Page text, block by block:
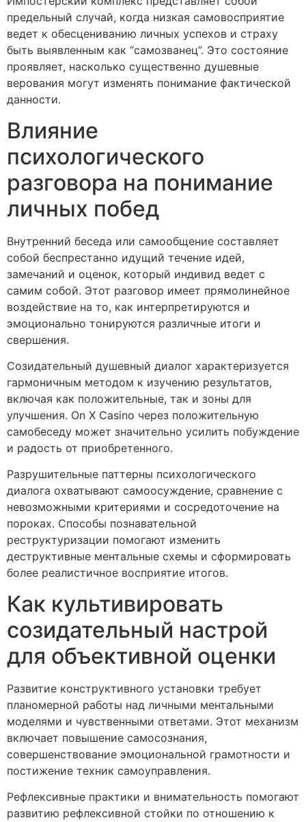
предельный случай, когда низкая самовосприятие
ведет к обесцениванию личных успехов и страху
быть выявленным как “самозванец”. Это состояние
проявляет, насколько существенно душевные
верования могут изменять понимание фактической
данности.
Влияние
психологического
разговора на понимание
личных побед
Внутренний беседа или самообщение составляет
собой беспрестанно идущий течение идей,
замечаний и оценок, который индивид ведет с
самим собой. Этот разговор имеет прямолинейное
воздействие на то, как интерпретируются и
эмоционально тонируются различные итоги и
свершения.
Созидательный душевный диалог характеризуется
гармоничным методом к изучению результатов,
включая как положительные, так и зоны для
улучшения. On X Casino через положительную
самобеседу может значительно усилить побуждение
и радость от приобретенного.
Разрушительные паттерны психологического
диалога охватывают самоосуждение, сравнение с
невозможными критериями и сосредоточение на
пороках. Способы познавательной
реструктуризации помогают изменить
деструктивные ментальные схемы и сформировать
более реалистичное восприятие итогов.
Как культивировать
созидательный настрой
для объективной оценки
Развитие конструктивного установки требует
планомерной работы над личными ментальными
моделями и чувственными ответами. Этот механизм
включает повышение самосознания,
совершенствование эмоциональной грамотности и
постижение техник самоуправления.
Рефлексивные практики и внимательность помогают
развитию рефлексивной стойки по отношению к